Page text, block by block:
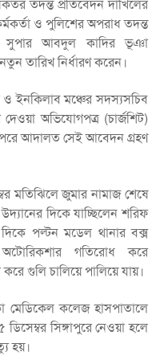
তদন্ত প্রতিবেদন দাখিলের
ও পুলিশের অপরাধ তদন্ত
সুপার আবদুল কাদির ভূঞা
তারিখ নির্ধারণ করেন।
ইনকিলাব মঞ্চের সদস্যসচিব
অভিযোগপত্র (চার্জশিট)
পরে আদালত সেই আবেদন গ্রহণ
মতিঝিলে জুমার নামাজ শেষে
উদ্যানের দিকে যাচ্ছিলেন শরিফ
পল্টন মডেল থানার বক্স
গতিরোধ করে
গুলি চালিয়ে পালিয়ে যায়।
মেডিকেল কলেজ হাসপাতালে
সিঙ্গাপুরে নেওয়া হলে
হয়।